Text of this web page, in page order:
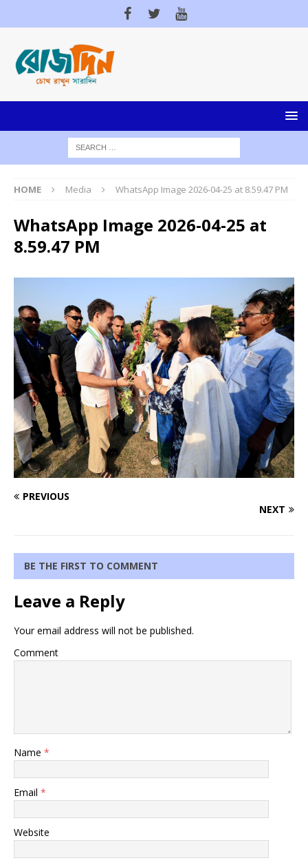
HOME Media WhatsApp Image 2026-04-25 at 8.59.47 PM
WhatsApp Image 2026-04-25 at
8.59.47 PM
PREVIOUS
NEXT
BE THE FIRST TO COMMENT
Leave a Reply
Your email address will not be published.
Comment
Name *
Email *
Website